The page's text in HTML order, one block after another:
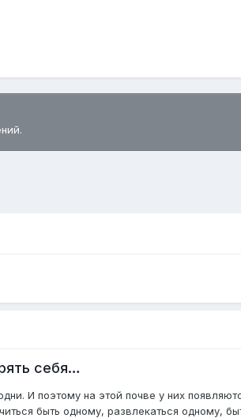
себя…
И поэтому на этой почве у них
быть одному, развлекаться одному,